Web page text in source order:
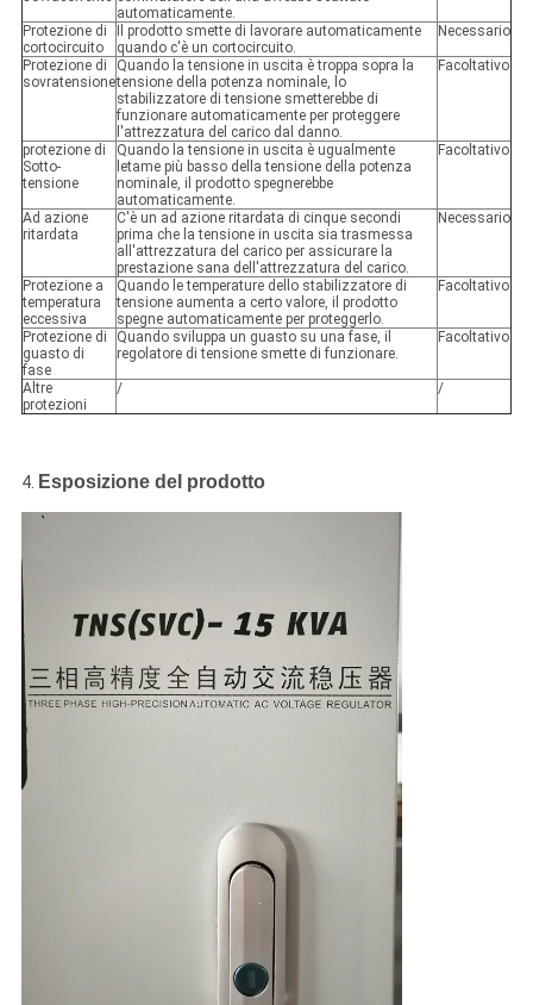
automaticamente.
Protezione di
cortocircuito
Il prodotto smette di lavorare automaticamente
quando c'è un cortocircuito.
Necessario
Protezione di
sovratensione
Quando la tensione in uscita è troppa sopra la
tensione della potenza nominale, lo
stabilizzatore di tensione smetterebbe di
funzionare automaticamente per proteggere
l'attrezzatura del carico dal danno.
Facoltativo
protezione di
Sotto-
tensione
Quando la tensione in uscita è ugualmente
letame più basso della tensione della potenza
nominale, il prodotto spegnerebbe
automaticamente.
Facoltativo
Ad azione
ritardata
C'è un ad azione ritardata di cinque secondi
prima che la tensione in uscita sia trasmessa
all'attrezzatura del carico per assicurare la
prestazione sana dell'attrezzatura del carico.
Necessario
Protezione a
temperatura
eccessiva
Quando le temperature dello stabilizzatore di
tensione aumenta a certo valore, il prodotto
spegne automaticamente per proteggerlo.
Facoltativo
Protezione di
guasto di
fase
Quando sviluppa un guasto su una fase, il
regolatore di tensione smette di funzionare.
Facoltativo
Altre
protezioni
/ /
4. Esposizione del prodotto